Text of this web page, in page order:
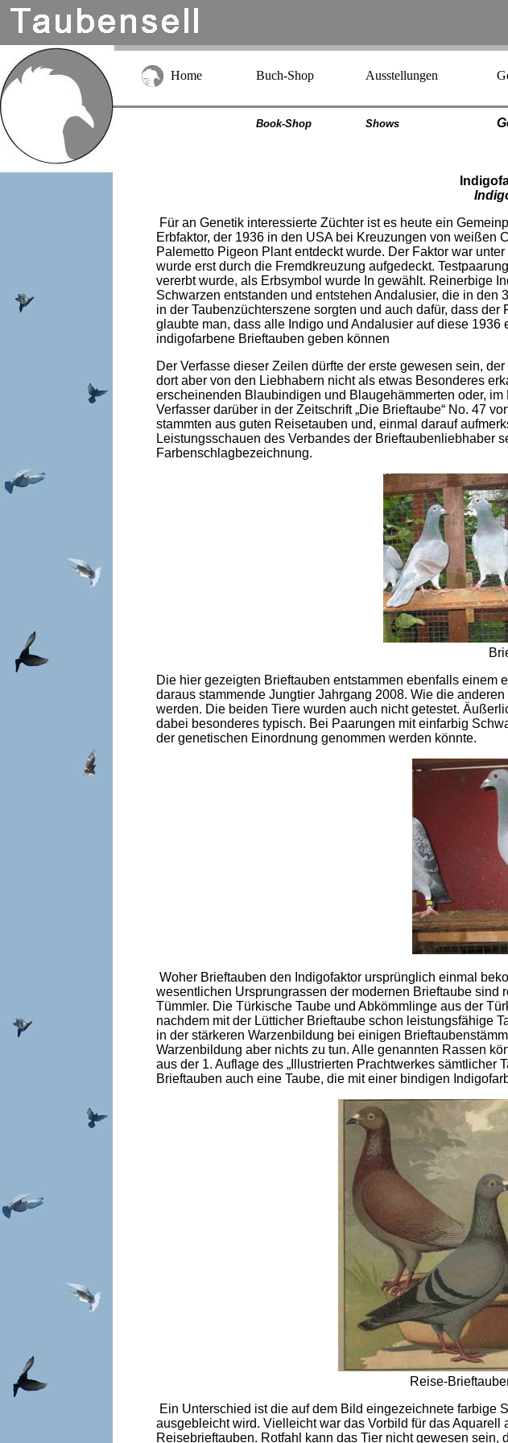
Home Buch-Shop Ausstellungen
Book-Shop Shows
Für an Genetik interessierte Züchter ist es heute ein
Erbfaktor, der 1936 in den USA bei Kreuzungen von
Palemetto Pigeon Plant entdeckt wurde. Der Faktor war
wurde erst durch die Fremdkreuzung aufgedeckt.
vererbt wurde, als Erbsymbol wurde In gewählt. Reinerbige
Schwarzen entstanden und entstehen Andalusier, die in
in der Taubenzüchterszene sorgten und auch dafür, dass
glaubte man, dass alle Indigo und Andalusier auf diese
indigofarbene Brieftauben geben können
Der Verfasse dieser Zeilen dürfte der erste gewesen sein,
dort aber von den Liebhabern nicht als etwas Besonderes
erscheinenden Blaubindigen und Blaugehämmerten oder,
Verfasser darüber in der Zeitschrift „Die Brieftaube“ No. 47
stammten aus guten Reisetauben und, einmal darauf
Leistungsschauen des Verbandes der Brieftaubenliebhaber
Farbenschlagbezeichnung.
Die hier gezeigten Brieftauben entstammen ebenfalls
daraus stammende Jungtier Jahrgang 2008. Wie die
werden. Die beiden Tiere wurden auch nicht getestet.
dabei besonderes typisch. Bei Paarungen mit einfarbig
der genetischen Einordnung genommen werden könnte.
Woher Brieftauben den Indigofaktor ursprünglich einmal
wesentlichen Ursprungrassen der modernen Brieftaube
Tümmler. Die Türkische Taube und Abkömmlinge aus der
nachdem mit der Lütticher Brieftaube schon leistungsfähige
in der stärkeren Warzenbildung bei einigen
Warzenbildung aber nichts zu tun. Alle genannten Rassen
aus der 1. Auflage des „Illustrierten Prachtwerkes sämtlicher
Brieftauben auch eine Taube, die mit einer bindigen
Reise-
Ein Unterschied ist die auf dem Bild eingezeichnete farbige
ausgebleicht wird. Vielleicht war das Vorbild für das
Reisebrieftauben. Rotfahl kann das Tier nicht gewesen